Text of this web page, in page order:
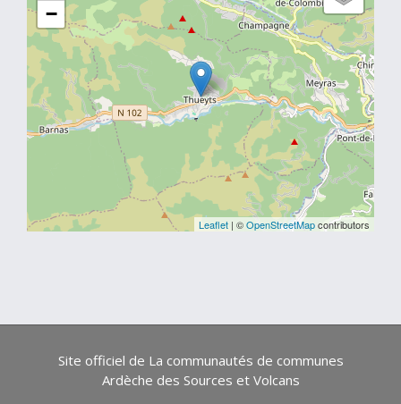
−
Leaflet | ©OpenStreetMapcontributors
Site officiel de La communautés de communes
Ardèche des Sources et Volcans